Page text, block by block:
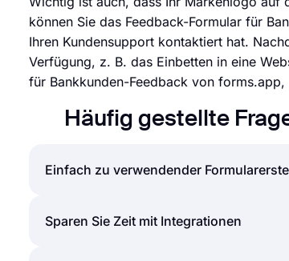
können Sie das Feedback-Formular für
Ihren Kundensupport kontaktiert hat.
Verfügung, z. B. das Einbetten in eine
für Bankkunden-Feedback von
Häufig gestellte
Einfach zu verwendender
Das Erstellen von Online-Formularen
Sparen Sie Zeit mit Integrationen